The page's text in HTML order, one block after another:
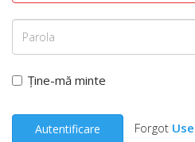
Ține-mă minte
Autentificare Forgot